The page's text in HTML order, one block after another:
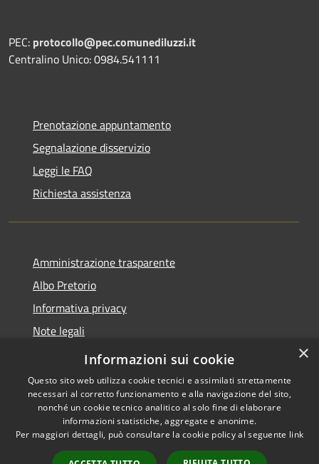
PEC: protocollo@pec.comunediluzzi.it
Centralino Unico: 0984.541111
Prenotazione appuntamento
Segnalazione disservizio
Leggi le FAQ
Richiesta assistenza
Amministrazione trasparente
Albo Pretorio
Informativa privacy
Note legali
Dichiarazione di accessibilità
Accessibilità
Copyright © 2026 • Comune di
Luzzi • Powered by
Municipium• Accesso
×
Informazioni sui cookie
Questo sito web utilizza cookie tecnici e assimilati strettamente
necessari al corretto funzionamento e alla navigazione del sito,
nonché un cookie tecnico analitico al solo fine di elaborare
informazioni statistiche, aggregate e anonime.
Per maggiori dettagli, può consultare la cookie policy al seguente link